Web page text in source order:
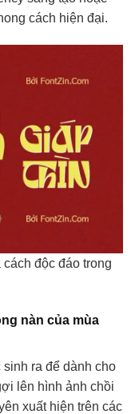
cách hiện đại.
cách độc đáo trong
nàn của mùa
ra để dành cho
lên hình ảnh chồi
xuất hiện trên các